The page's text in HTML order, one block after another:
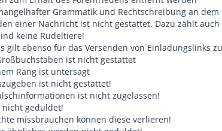
Grammatik und Rechtschreibung an
einer Nachricht ist nicht gestattet. Dazu zählt
keine Rudeltiere!
gilt ebenso für das Versenden von Einladungslinks
ist nicht gestattet
Rang ist untersagt
ist nicht gestattet!
ist nicht zugelassen!
nicht geduldet!
missbrauchen können diese verlieren!